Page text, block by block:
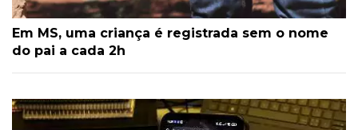
Em MS, uma criança é registrada sem o nome
do pai a cada 2h